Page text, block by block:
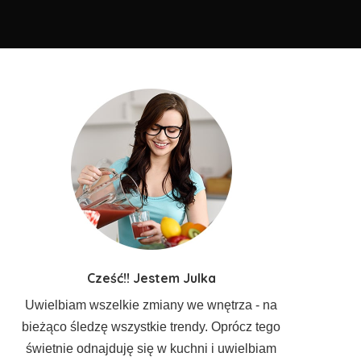
Cześć!! Jestem Julka
Uwielbiam wszelkie zmiany we wnętrza - na
bieżąco śledzę wszystkie trendy. Oprócz tego
świetnie odnajduję się w kuchni i uwielbiam